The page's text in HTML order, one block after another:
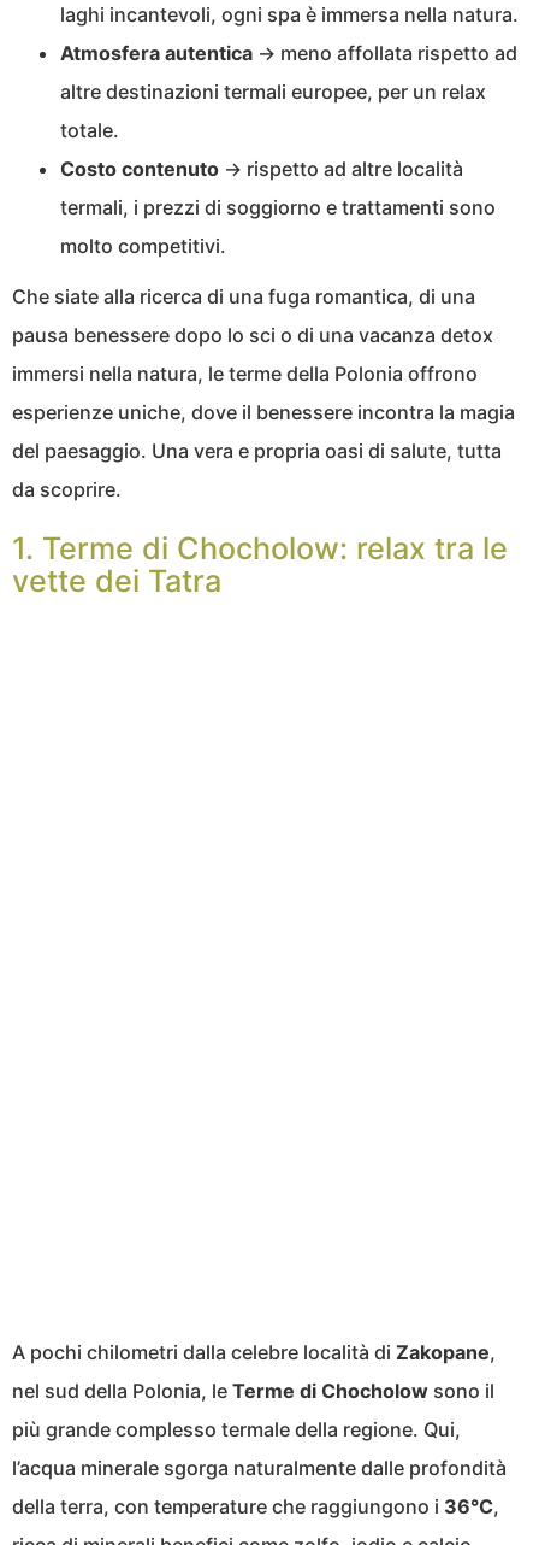
laghi incantevoli, ogni spa è immersa nella natura.
Atmosfera autentica → meno affollata rispetto ad
altre destinazioni termali europee, per un relax
totale.
Costo contenuto → rispetto ad altre località
termali, i prezzi di soggiorno e trattamenti sono
molto competitivi.
Che siate alla ricerca di una fuga romantica, di una
pausa benessere dopo lo sci o di una vacanza detox
immersi nella natura, le terme della Polonia offrono
esperienze uniche, dove il benessere incontra la magia
del paesaggio. Una vera e propria oasi di salute, tutta
da scoprire.
1. Terme di Chocholow: relax tra le
vette dei Tatra
A pochi chilometri dalla celebre località di Zakopane,
nel sud della Polonia, le Terme di Chocholow sono il
più grande complesso termale della regione. Qui,
l’acqua minerale sgorga naturalmente dalle profondità
della terra, con temperature che raggiungono i 36°C,